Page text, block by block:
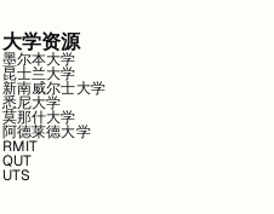
大学资源
墨尔本大学
昆士兰大学
新南威尔士大学
悉尼大学
莫那什大学
阿德莱德大学
RMIT
QUT
UTS